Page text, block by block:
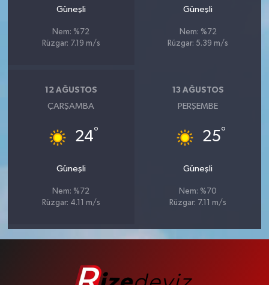
Güneşli
Nem: %72
Rüzgar: 7.19 m/s
Güneşli
Nem: %72
Rüzgar: 5.39 m/s
12 AĞUSTOS
ÇARŞAMBA
24°
Güneşli
Nem: %72
Rüzgar: 4.11 m/s
13 AĞUSTOS
PERŞEMBE
25°
Güneşli
Nem: %70
Rüzgar: 7.11 m/s